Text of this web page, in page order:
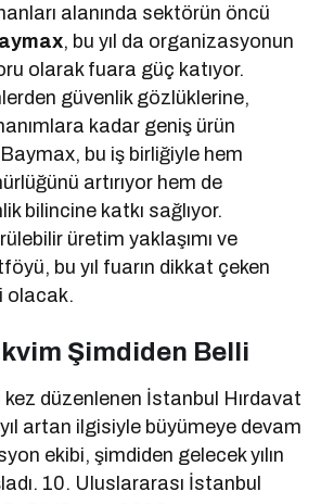
alanında sektörün öncü
, bu yıl da organizasyonun
olarak fuara güç katıyor.
güvenlik gözlüklerine,
kadar geniş ürün
bu iş birliğiyle hem
artırıyor hem de
bilincine katkı sağlıyor.
üretim yaklaşımı ve
bu yıl fuarın dikkat çeken
olacak.
Şimdiden Belli
kez düzenlenen İstanbul Hırdavat
artan ilgisiyle büyümeye devam
ekibi, şimdiden gelecek yılın
10. Uluslararası İstanbul